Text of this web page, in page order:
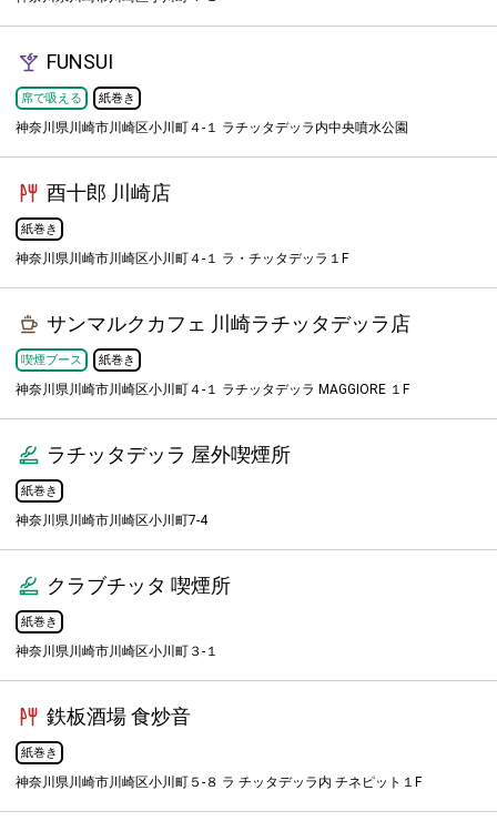
FUNSUI
席で吸える 紙巻き
神奈川県川崎市川崎区小川町４-１ ラチッタデッラ内中央噴水公園
酉十郎 川崎店
紙巻き
神奈川県川崎市川崎区小川町４-１ ラ・チッタデッラ１F
サンマルクカフェ 川崎ラチッタデッラ店
喫煙ブース 紙巻き
神奈川県川崎市川崎区小川町４-１ ラチッタデッラ MAGGIORE １F
ラチッタデッラ 屋外喫煙所
紙巻き
神奈川県川崎市川崎区小川町7-4
クラブチッタ 喫煙所
紙巻き
神奈川県川崎市川崎区小川町３-１
鉄板酒場 食炒音
紙巻き
神奈川県川崎市川崎区小川町５-８ ラ チッタデッラ内 チネピット１F